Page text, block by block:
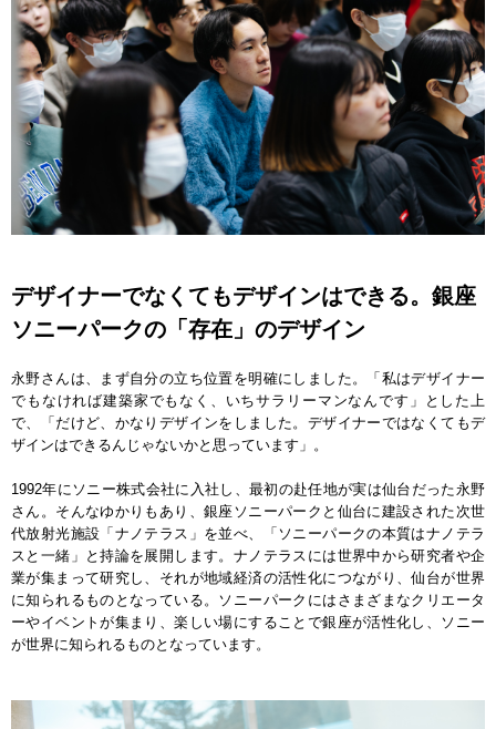
デザイナーでなくてもデザインはできる。銀座
ソニーパークの「存在」のデザイン
永野さんは、まず自分の立ち位置を明確にしました。「私はデザイナー
でもなければ建築家でもなく、いちサラリーマンなんです」とした上
で、「だけど、かなりデザインをしました。デザイナーではなくてもデ
ザインはできるんじゃないかと思っています」。
1992年にソニー株式会社に入社し、最初の赴任地が実は仙台だった永野
さん。そんなゆかりもあり、銀座ソニーパークと仙台に建設された次世
代放射光施設「ナノテラス」を並べ、「ソニーパークの本質はナノテラ
スと一緒」と持論を展開します。ナノテラスには世界中から研究者や企
業が集まって研究し、それが地域経済の活性化につながり、仙台が世界
に知られるものとなっている。ソニーパークにはさまざまなクリエータ
ーやイベントが集まり、楽しい場にすることで銀座が活性化し、ソニー
が世界に知られるものとなっています。